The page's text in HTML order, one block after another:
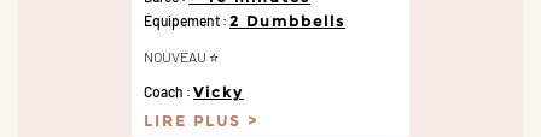
Équipement : 2 Dumbbells
NOUVEAU ⭐️
Coach : Vicky
LIRE PLUS